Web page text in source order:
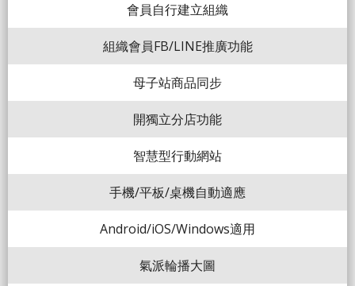
會員自行建立組織
組織會員FB/LINE推廣功能
母子站商品同步
開獨立分店功能
智慧型行動網站
手機/平板/桌機自動適應
Android/iOS/Windows適用
氣派輪播大圖